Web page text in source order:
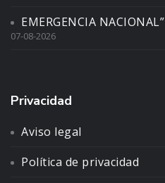
EMERGENCIA NACIONAL”
07-08-2026
Privacidad
Aviso legal
Política de privacidad